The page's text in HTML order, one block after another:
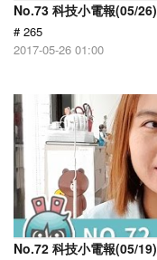
No.73 科技小電報(05/26)
# 265
2017-05-26 01:00
No.72 科技小電報(05/19)